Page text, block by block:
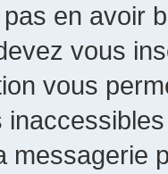
en avoir
vous
vous
messagerie